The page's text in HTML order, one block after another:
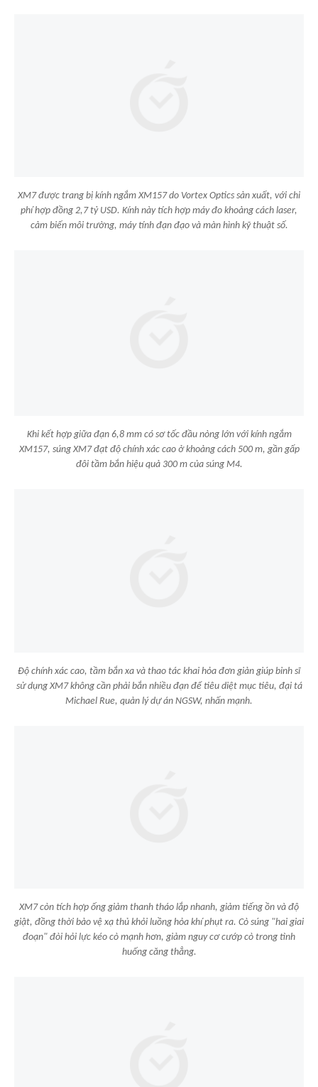
XM7 được trang bị kính ngắm XM157 do Vortex Optics sản xuất, với chi
phí hợp đồng 2,7 tỷ USD. Kính này tích hợp máy đo khoảng cách laser,
cảm biến môi trường, máy tính đạn đạo và màn hình kỹ thuật số.
Khi kết hợp giữa đạn 6,8 mm có sơ tốc đầu nòng lớn với kính ngắm
XM157, súng XM7 đạt độ chính xác cao ở khoảng cách 500 m, gần gấp
đôi tầm bắn hiệu quả 300 m của súng M4.
Độ chính xác cao, tầm bắn xa và thao tác khai hỏa đơn giản giúp binh sĩ
sử dụng XM7 không cần phải bắn nhiều đạn để tiêu diệt mục tiêu, đại tá
Michael Rue, quản lý dự án NGSW, nhấn mạnh.
XM7 còn tích hợp ống giảm thanh tháo lắp nhanh, giảm tiếng ồn và độ
giật, đồng thời bảo vệ xạ thủ khỏi luồng hỏa khí phụt ra. Cò súng "hai giai
đoạn" đòi hỏi lực kéo cò mạnh hơn, giảm nguy cơ cướp cò trong tình
huống căng thẳng.